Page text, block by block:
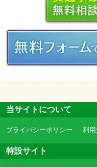
当サイトについて
プライバシーポリシー 利
特設サイト